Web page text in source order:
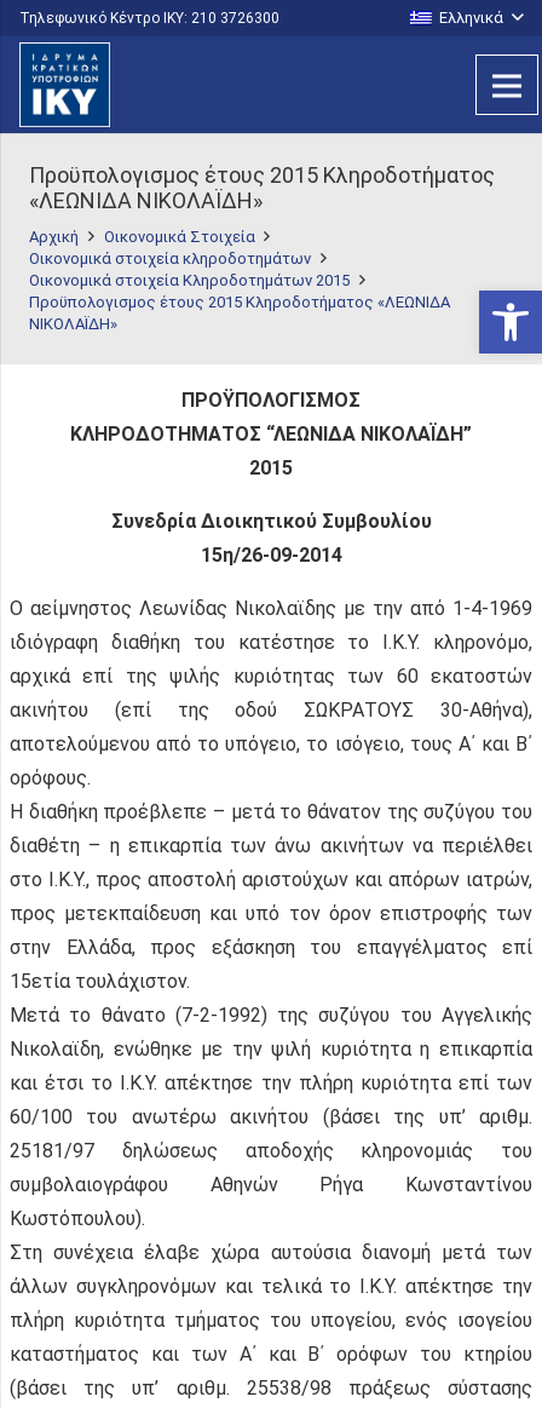
Τηλεφωνικό Κέντρο IKY: 210 3726300 Ελληνικά
Προϋπολογισμος έτους 2015 Κληροδοτήματος
«ΛΕΩΝΙΔΑ ΝΙΚΟΛΑΪΔΗ»
Αρχική
Οικονομικά Στοιχεία
Οικονομικά στοιχεία κληροδοτημάτων
Οικονομικά στοιχεία Κληροδοτημάτων 2015
Προϋπολογισμος έτους 2015 Κληροδοτήματος «ΛΕΩΝΙΔΑ
ΝΙΚΟΛΑΪΔΗ»
ΠΡΟΫΠΟΛΟΓΙΣΜΟΣ
ΚΛΗΡΟΔΟΤΗΜΑΤΟΣ “ΛΕΩΝΙΔΑ ΝΙΚΟΛΑΪΔΗ”
2015
Συνεδρία Διοικητικού Συμβουλίου
15η/26-09-2014
Ο αείμνηστος Λεωνίδας Νικολαϊδης με την από 1-4-1969
ιδιόγραφη διαθήκη του κατέστησε το Ι.Κ.Υ. κληρονόμο,
αρχικά επί της ψιλής κυριότητας των 60 εκατοστών
ακινήτου (επί της οδού ΣΩΚΡΑΤΟΥΣ 30-Αθήνα),
αποτελούμενου από το υπόγειο, το ισόγειο, τους Α΄ και Β΄
ορόφους.
Η διαθήκη προέβλεπε – μετά το θάνατον της συζύγου του
διαθέτη – η επικαρπία των άνω ακινήτων να περιέλθει
στο Ι.Κ.Υ., προς αποστολή αριστούχων και απόρων ιατρών,
προς μετεκπαίδευση και υπό τον όρον επιστροφής των
στην Ελλάδα, προς εξάσκηση του επαγγέλματος επί
15ετία τουλάχιστον.
Μετά το θάνατο (7-2-1992) της συζύγου του Αγγελικής
Νικολαϊδη, ενώθηκε με την ψιλή κυριότητα η επικαρπία
και έτσι το Ι.Κ.Υ. απέκτησε την πλήρη κυριότητα επί των
60/100 του ανωτέρω ακινήτου (βάσει της υπ’ αριθμ.
25181/97 δηλώσεως αποδοχής κληρονομιάς του
συμβολαιογράφου Αθηνών Ρήγα Κωνσταντίνου
Κωστόπουλου).
Στη συνέχεια έλαβε χώρα αυτούσια διανομή μετά των
άλλων συγκληρονόμων και τελικά το Ι.Κ.Υ. απέκτησε την
πλήρη κυριότητα τμήματος του υπογείου, ενός ισογείου
καταστήματος και των Α΄ και Β΄ ορόφων του κτηρίου
(βάσει της υπ’ αριθμ. 25538/98 πράξεως σύστασης